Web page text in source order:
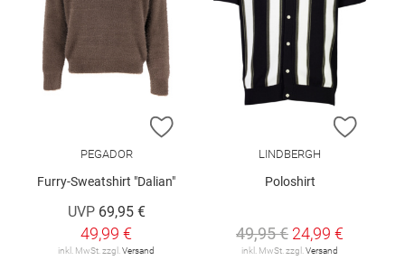
ZUR WUNSCHLISTE HINZUFÜGEN
PEGADOR
Furry-Sweatshirt "Dalian"
UVP 69,95 €
49,99 €
inkl. MwSt. zzgl. Versand
ZUR
LINDBERGH
Poloshirt
49,95 € 24,99 €
inkl. MwSt. zzgl. Versand